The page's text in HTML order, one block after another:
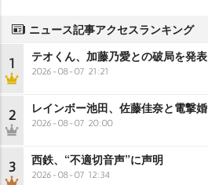
ニュース記事アクセスランキング
1 テオくん、加藤乃愛との破局を発表
2026-08-07 21:21
2 レインボー池田、佐藤佳奈と電撃婚
2026-08-07 20:00
3 西鉄、“不適切音声”に声明
2026-08-07 12:34